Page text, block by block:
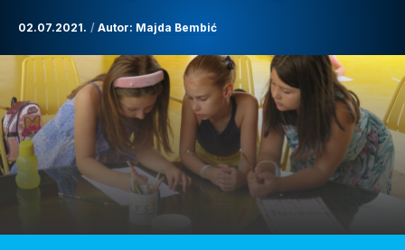
02.07.2021. Autor: Majda Bembić